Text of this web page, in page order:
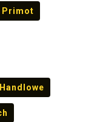
Primot
Handlowe